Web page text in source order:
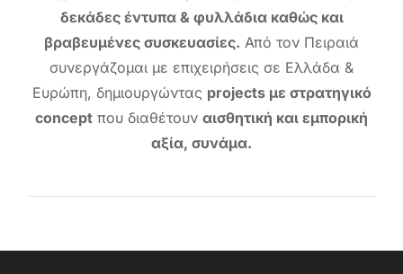
δεκάδες έντυπα & φυλλάδια καθώς και
βραβευμένες συσκευασίες. Από τον Πειραιά
συνεργάζομαι με επιχειρήσεις σε Ελλάδα &
Ευρώπη, δημιουργώντας projects με στρατηγικό
concept που διαθέτουν αισθητική και εμπορική
αξία, συνάμα.